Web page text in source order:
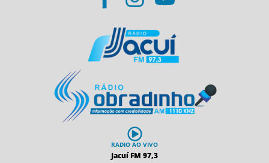
RADIO AO VIVO
Jacuí FM 97,3